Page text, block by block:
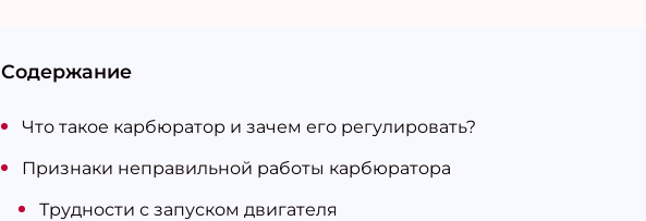
Содержание
Что такое карбюратор и зачем его регулировать?
Признаки неправильной работы карбюратора
Трудности с запуском двигателя